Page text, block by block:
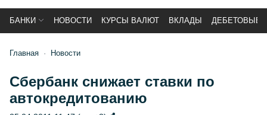
БАНКИ НОВОСТИ КУРСЫ ВАЛЮТ ВКЛАДЫ ДЕБЕТОВЫЕ
Главная Новости
Сбербанк снижает ставки по
автокредитованию